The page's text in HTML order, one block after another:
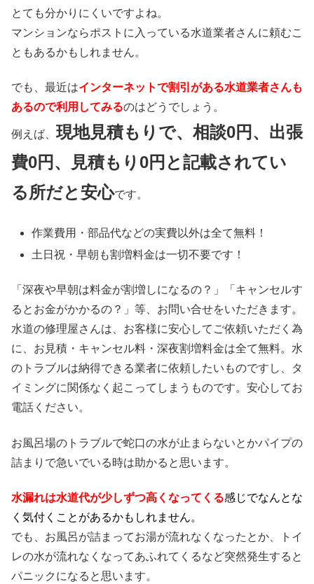
とても分かりにくいですよね。
マンションならポストに入っている水道業者さんに頼むこ
ともあるかもしれません。
でも、最近はインターネットで割引がある水道業者さんも
あるので利用してみるのはどうでしょう。
例えば、 現地見積もりで、相談0円、出張
費0円、見積もり0円と記載されてい
る所だと安心です。
作業費用・部品代などの実費以外は全て無料！
土日祝・早朝も割増料金は一切不要です！
「深夜や早朝は料金が割増しになるの？」「キャンセルす
るとお金がかかるの？」等、お問い合せをいただきます。
水道の修理屋さんは、お客様に安心してご依頼いただく為
に、お見積・キャンセル料・深夜割増料金は全て無料。水
のトラブルは納得できる業者に依頼したいものですし、タ
イミングに関係なく起こってしまうものです。安心してお
電話ください。
お風呂場のトラブルで蛇口の水が止まらないとかパイプの
詰まりで急いでいる時は助かると思います。
水漏れは水道代が少しずつ高くなってくる感じでなんとな
く気付くことがあるかもしれません。
でも、お風呂が詰まってお湯が流れなくなったとか、トイ
レの水が流れなくなってあふれてくるなど突然発生すると
パニックになると思います。